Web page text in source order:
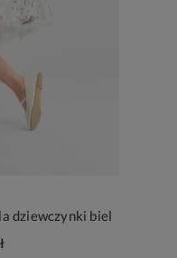
dziewczynki biel